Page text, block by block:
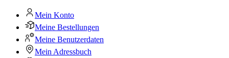
Mein Konto
Meine Bestellungen
Meine Benutzerdaten
Mein Adressbuch